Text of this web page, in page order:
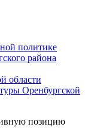
политике
района
области
Оренбургской
позицию